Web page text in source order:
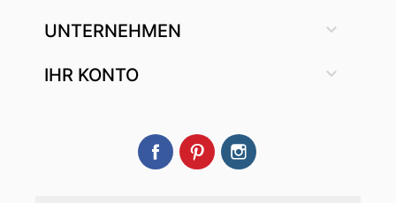
UNTERNEHMEN 
IHR KONTO 
FacebookPinterest